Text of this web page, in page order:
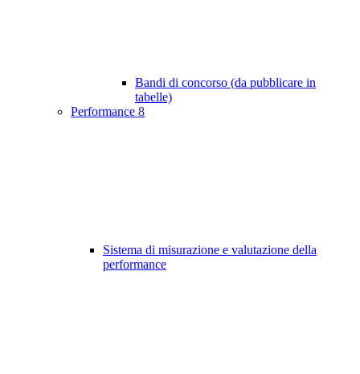
Bandi di concorso (da pubblicare in
tabelle)
Performance 8
Sistema di misurazione e valutazione della
performance